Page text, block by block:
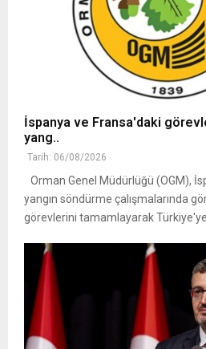
İspanya ve Fransa'daki
yang..
Tarih: 06/08/2026
Orman Genel Müdürlüğü (OGM),
yangın söndürme çalışmalarında
görevlerini tamamlayarak Türkiye'ye